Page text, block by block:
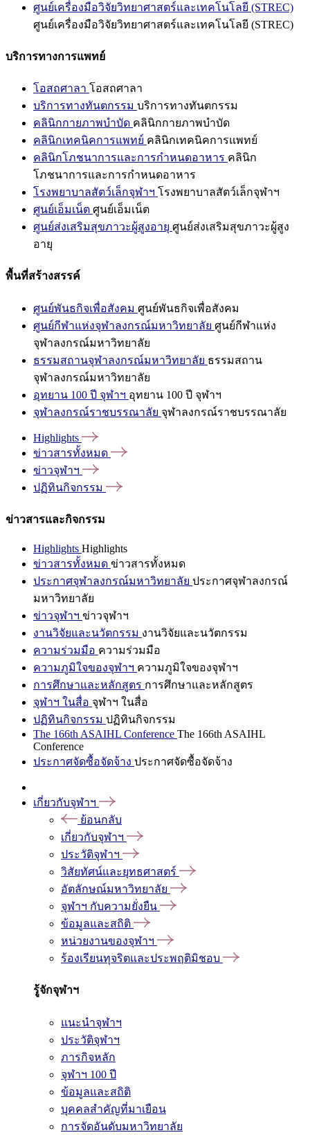
ศูนย์เครื่องมือวิจัยวิทยาศาสตร์และเทคโนโลยี (STREC)
ศูนย์เครื่องมือวิจัยวิทยาศาสตร์และเทคโนโลยี (STREC)
บริการทางการแพทย์
โอสถศาลา โอสถศาลา
บริการทางทันตกรรม บริการทางทันตกรรม
คลินิกกายภาพบำบัด คลินิกกายภาพบำบัด
คลินิกเทคนิคการแพทย์ คลินิกเทคนิคการแพทย์
คลินิกโภชนาการและการกำหนดอาหาร คลินิก
โภชนาการและการกำหนดอาหาร
โรงพยาบาลสัตว์เล็กจุฬาฯ โรงพยาบาลสัตว์เล็กจุฬาฯ
ศูนย์เอ็มเน็ต ศูนย์เอ็มเน็ต
ศูนย์ส่งเสริมสุขภาวะผู้สูงอายุ ศูนย์ส่งเสริมสุขภาวะผู้สูง
อายุ
พื้นที่สร้างสรรค์
ศูนย์พันธกิจเพื่อสังคม ศูนย์พันธกิจเพื่อสังคม
ศูนย์กีฬาแห่งจุฬาลงกรณ์มหาวิทยาลัย ศูนย์กีฬาแห่ง
จุฬาลงกรณ์มหาวิทยาลัย
ธรรมสถานจุฬาลงกรณ์มหาวิทยาลัย ธรรมสถาน
จุฬาลงกรณ์มหาวิทยาลัย
อุทยาน 100 ปี จุฬาฯ อุทยาน 100 ปี จุฬาฯ
จุฬาลงกรณ์ราชบรรณาลัย จุฬาลงกรณ์ราชบรรณาลัย
Highlights
ข่าวสารทั้งหมด
ข่าวจุฬาฯ
ปฏิทินกิจกรรม
ข่าวสารและกิจกรรม
Highlights Highlights
ข่าวสารทั้งหมด ข่าวสารทั้งหมด
ประกาศจุฬาลงกรณ์มหาวิทยาลัย ประกาศจุฬาลงกรณ์
มหาวิทยาลัย
ข่าวจุฬาฯ ข่าวจุฬาฯ
งานวิจัยและนวัตกรรม งานวิจัยและนวัตกรรม
ความร่วมมือ ความร่วมมือ
ความภูมิใจของจุฬาฯ ความภูมิใจของจุฬาฯ
การศึกษาและหลักสูตร การศึกษาและหลักสูตร
จุฬาฯ ในสื่อ จุฬาฯ ในสื่อ
ปฏิทินกิจกรรม ปฏิทินกิจกรรม
The 166th ASAIHL Conference The 166th ASAIHL
Conference
ประกาศจัดซื้อจัดจ้าง ประกาศจัดซื้อจัดจ้าง
เกี่ยวกับจุฬาฯ
ย้อนกลับ
เกี่ยวกับจุฬาฯ
ประวัติจุฬาฯ
วิสัยทัศน์และยุทธศาสตร์
อัตลักษณ์มหาวิทยาลัย
จุฬาฯ กับความยั่งยืน
ข้อมูลและสถิติ
หน่วยงานของจุฬาฯ
ร้องเรียนทุจริตและประพฤติมิชอบ
รู้จักจุฬาฯ
แนะนำจุฬาฯ
ประวัติจุฬาฯ
ภารกิจหลัก
จุฬาฯ 100 ปี
ข้อมูลและสถิติ
บุคคลสำคัญที่มาเยือน
การจัดอันดับมหาวิทยาลัย